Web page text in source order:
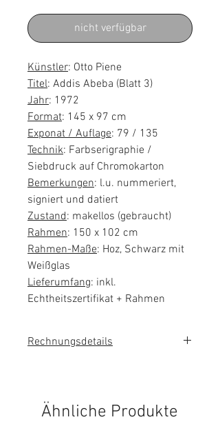
nicht verfügbar
Künstler: Otto Piene
Titel: Addis Abeba (Blatt 3)
Jahr: 1972
Format: 145 x 97 cm
Exponat / Auflage: 79 / 135
Technik: Farbserigraphie /
Siebdruck auf Chromokarton
Bemerkungen: l.u. nummeriert,
signiert und datiert
Zustand: makellos (gebraucht)
Rahmen: 150 x 102 cm
Rahmen-Maße: Hoz, Schwarz mit
Weißglas
Lieferumfang: inkl.
Echtheitszertifikat + Rahmen
Rechnungsdetails
keine Umsatzsteuer auf der
Rechnung ausgewiesen.
Ähnliche Produkte